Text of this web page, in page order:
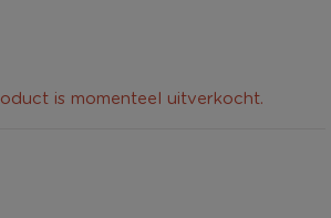
is momenteel uitverkocht.